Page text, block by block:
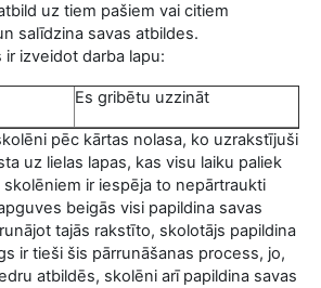
uz tiem pašiem vai citiem
salīdzina savas atbildes.
ir izveidot darba lapu:
Es gribētu uzzināt
pēc kārtas nolasa, ko uzrakstījuši
uz lielas lapas, kas visu laiku paliek
ir iespēja to nepārtraukti
beigās visi papildina savas
tajās rakstīto, skolotājs papildina
ir tieši šis pārrunāšanas process, jo,
atbildēs, skolēni arī papildina savas